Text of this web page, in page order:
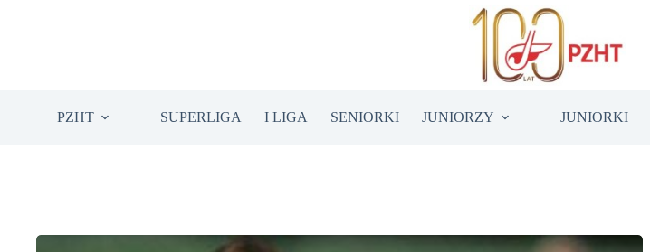
PZHT SUPERLIGA I LIGA SENIORKI JUNIORZY JUNIORKI